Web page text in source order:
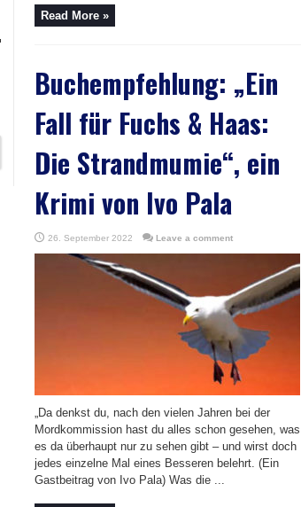
Read More »
Buchempfehlung: „Ein
Fall für Fuchs & Haas:
Die Strandmumie“, ein
Krimi von Ivo Pala
26. September 2022 Leave a comment
„Da denkst du, nach den vielen Jahren bei der
Mordkommission hast du alles schon gesehen, was
es da überhaupt nur zu sehen gibt – und wirst doch
jedes einzelne Mal eines Besseren belehrt. (Ein
Gastbeitrag von Ivo Pala) Was die ...